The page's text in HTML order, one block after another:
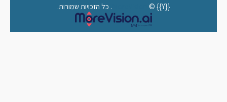
© {{Y}}. כל הזכויות שמורות.